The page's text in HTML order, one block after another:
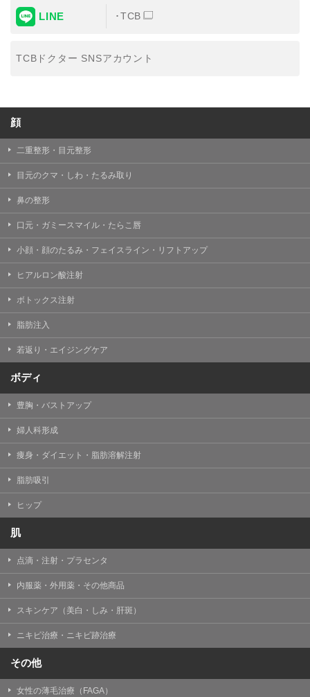
【外部委託について】
おいて、取得情報の取扱いの全部または一部を外部の業
務委託先に委託することがあります。取得情報の取り扱
TCBグループは、個人情報保護法その他の法令により認
められる場合を除き、患者様の同意なしに、取得情報を
ん。
【個人情報の開示・訂正・利用停止について】
TCBグループは、本人の申し出により個人情報に関する
開示、訂正、更新、削除、利用停止その他お問い合わせ
について、これを適切に対応します。
【Cookie(クッキー)について】
Cookieは、一般的にインターネット閲覧を行う際、又は
の閲覧情報を記憶させておく機能です。
TCBグループでは、Cookie及び類似技術を使用して収集
を分析し、パフォーマンス改善や、WEBサイトを通じて
提供するサービスの向上・改善のため、Cookieを使用す
ることがあります。ご使用のブラウザによりCookieを無
ジが正しく表示されなくなる場合がありますのでご留意
ください。
TCBグループが運営するWEBサイトでは、アクセスログ
として患者様の履歴情報をサーバ上に記録しています。
アクセスログはWEBサイトの保守管理や利用状況に関す
る統計分析のために使用されます。それ以外の目的で使
用されることはありません。
事業上の必要性等に応じて、改定される場合がありま
す。
掲載したときをもって効力を生じるものとします。
LINE TCB
TCBドクター SNSアカウント
顔
二重整形・目元整形
目元のクマ・しわ・たるみ取り
鼻の整形
口元・ガミースマイル・たらこ唇
小顔・顔のたるみ・フェイスライン・リフトアップ
ヒアルロン酸注射
ボトックス注射
脂肪注入
若返り・エイジングケア
ボディ
豊胸・バストアップ
婦人科形成
痩身・ダイエット・脂肪溶解注射
脂肪吸引
ヒップ
肌
点滴・注射・プラセンタ
内服薬・外用薬・その他商品
スキンケア（美白・しみ・肝斑）
ニキビ治療・ニキビ跡治療
その他
女性の薄毛治療（FAGA）